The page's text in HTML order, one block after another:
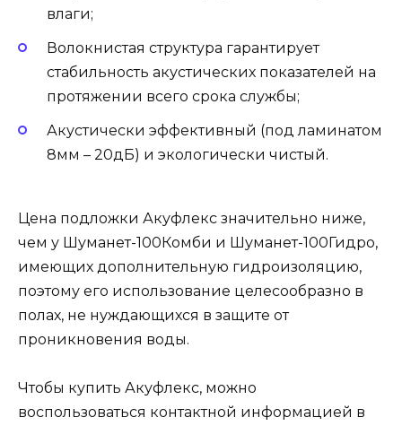
влаги;
Волокнистая структура гарантирует
стабильность акустических показателей на
протяжении всего срока службы;
Акустически эффективный (под ламинатом
8мм – 20дБ) и экологически чистый.
Цена подложки Акуфлекс значительно ниже,
чем у Шуманет-100Комби и Шуманет-100Гидро,
имеющих дополнительную гидроизоляцию,
поэтому его использование целесообразно в
полах, не нуждающихся в защите от
проникновения воды.
Чтобы купить Акуфлекс, можно
воспользоваться контактной информацией в